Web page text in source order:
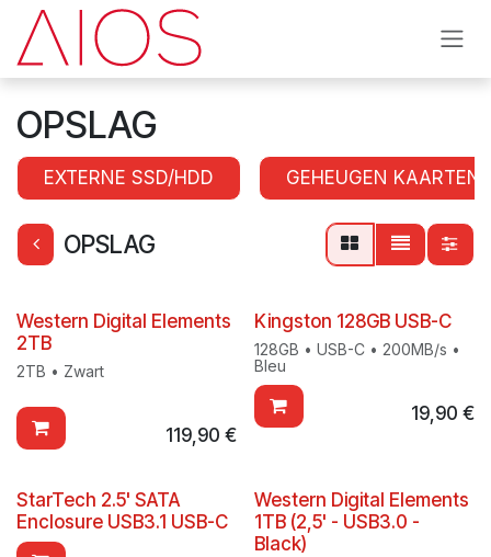
Se rendre au contenu
OPSLAG
EXTERNE SSD/HDD GEHEUGEN KAARTEN
OPSLAG
Western Digital Elements
2TB
2TB • Zwart
119,90 €
Kingston 128GB USB-C
128GB • USB-C • 200MB/s •
Bleu
19,90 €
StarTech 2.5' SATA
Enclosure USB3.1 USB-C
Western Digital Elements
1TB (2,5' - USB3.0 -
Black)